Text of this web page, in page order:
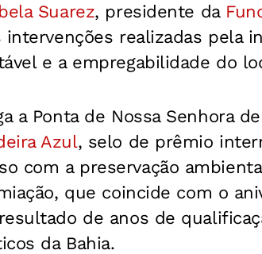
Suarez, presidente da
realizadas pela
e a empregabilidade do
a Ponta de Nossa Senhora
Azul, selo de prêmio
com a preservação
que coincide com o
de anos de
da Bahia.